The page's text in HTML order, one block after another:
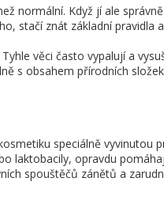
normální. Když jí ale správně
stačí znát základní pravidla
věci často vypalují a
s obsahem přírodních
speciálně vyvinutou
laktobacily, opravdu
spouštěčů zánětů a